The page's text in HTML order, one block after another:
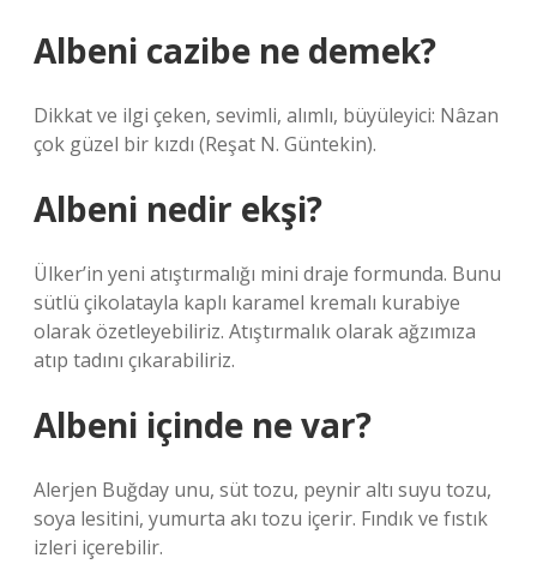
Albeni cazibe ne demek?
Dikkat ve ilgi çeken, sevimli, alımlı, büyüleyici: Nâzan
çok güzel bir kızdı (Reşat N. Güntekin).
Albeni nedir ekşi?
Ülker’in yeni atıştırmalığı mini draje formunda. Bunu
sütlü çikolatayla kaplı karamel kremalı kurabiye
olarak özetleyebiliriz. Atıştırmalık olarak ağzımıza
atıp tadını çıkarabiliriz.
Albeni içinde ne var?
Alerjen Buğday unu, süt tozu, peynir altı suyu tozu,
soya lesitini, yumurta akı tozu içerir. Fındık ve fıstık
izleri içerebilir.